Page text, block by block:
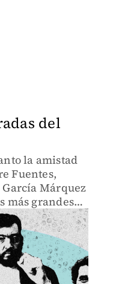
del
la amistad
Fuentes,
Márquez
más grandes